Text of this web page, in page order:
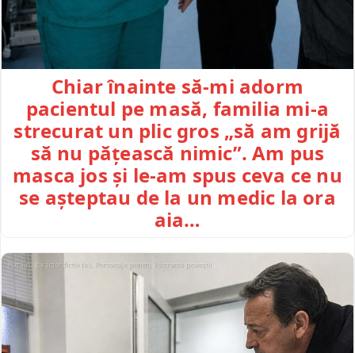
Chiar înainte să-mi adorm
pacientul pe masă, familia mi-a
strecurat un plic gros „să am grijă
să nu pățească nimic”. Am pus
masca jos și le-am spus ceva ce nu
se așteptau de la un medic la ora
aia…